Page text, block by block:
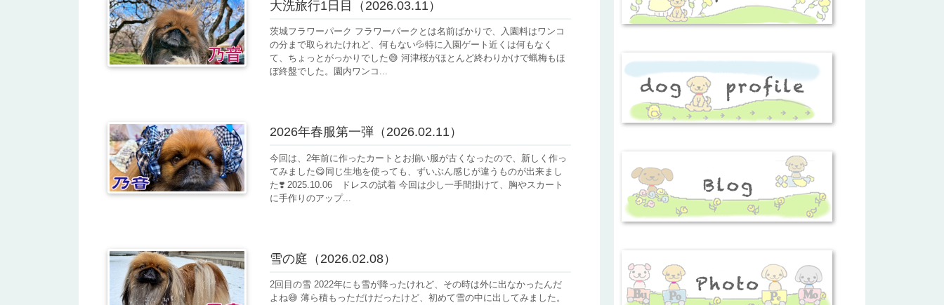
大洗旅行1日目（2026.03.11）
茨城フラワーパーク フラワーパークとは名前ばかりで、入園料はワンコ
の分まで取られたけれど、何もない💦特に入園ゲート近くは何もなく
て、ちょっとがっかりでした😅 河津桜がほとんど終わりかけで蝋梅もほ
ぼ終盤でした。園内ワンコ...
2026年春服第一弾（2026.02.11）
今回は、2年前に作ったカートとお揃い服が古くなったので、新しく作っ
てみました😋同じ生地を使っても、ずいぶん感じが違うものが出来まし
た❣️ 2025.10.06 ドレスの試着 今回は少し一手間掛けて、胸やスカート
に手作りのアップ...
雪の庭（2026.02.08）
2回目の雪 2022年にも雪が降ったけれど、その時は外に出なかったんだ
よね😅 薄ら積もっただけだったけど、初めて雪の中に出してみました。